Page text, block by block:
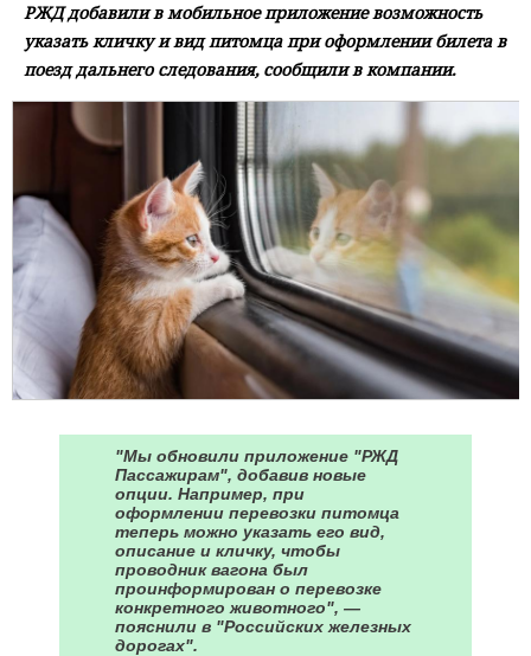
РЖД добавили в мобильное приложение возможность
указать кличку и вид питомца при оформлении билета в
поезд дальнего следования, сообщили в компании.
"Мы обновили приложение "РЖД
Пассажирам", добавив новые
опции. Например, при
оформлении перевозки питомца
теперь можно указать его вид,
описание и кличку, чтобы
проводник вагона был
проинформирован о перевозке
конкретного животного", —
пояснили в "Российских железных
дорогах".